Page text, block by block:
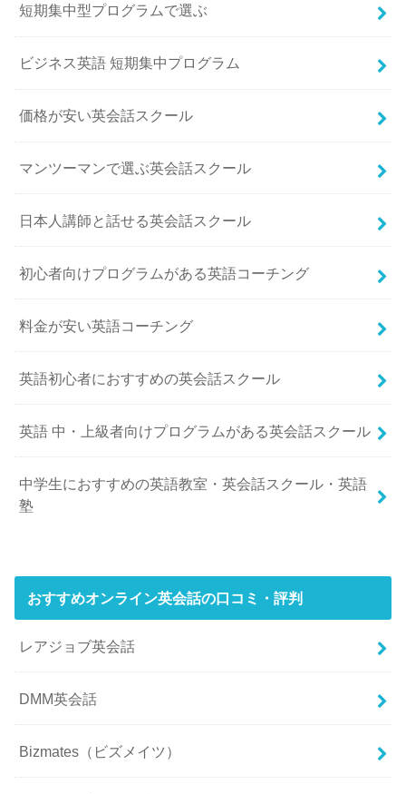
短期集中型プログラムで選ぶ
ビジネス英語 短期集中プログラム
価格が安い英会話スクール
マンツーマンで選ぶ英会話スクール
日本人講師と話せる英会話スクール
初心者向けプログラムがある英語コーチング
料金が安い英語コーチング
英語初心者におすすめの英会話スクール
英語 中・上級者向けプログラムがある英会話スクール
中学生におすすめの英語教室・英会話スクール・英語
塾
おすすめオンライン英会話の口コミ・評判
レアジョブ英会話
DMM英会話
Bizmates（ビズメイツ）